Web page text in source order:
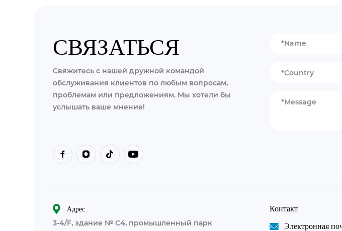
СВЯЗАТЬСЯ
Свяжитесь с нашей дружной командой
обслуживания клиентов по любым вопросам,
проблемам или предложениям. Мы хотели бы
услышать ваше мнение!
Адрес
3-4/F, здание № C4, промышленный парк
Контакт
Электронная